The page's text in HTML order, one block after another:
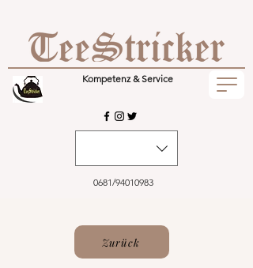
Kompetenz & Service
0681/94010983
Zurück